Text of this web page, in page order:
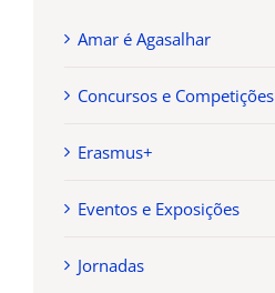
Amar é Agasalhar
Concursos e Competições
Erasmus+
Eventos e Exposições
Jornadas